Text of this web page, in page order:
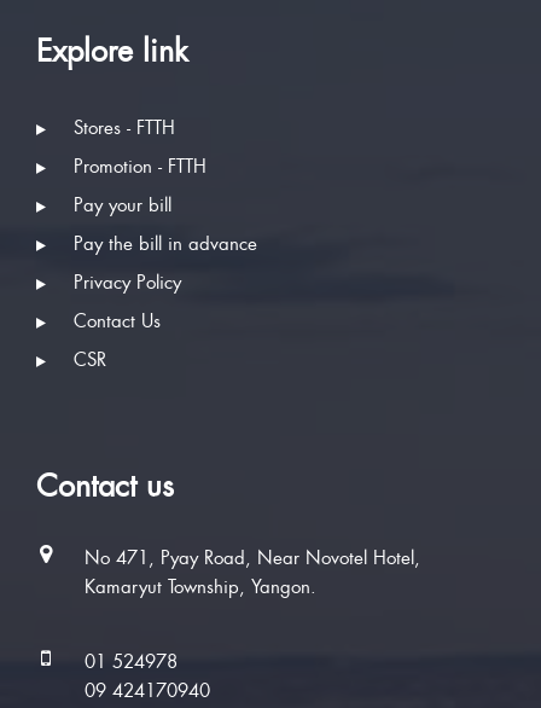
Explore link
Stores - FTTH
Promotion - FTTH
Pay your bill
Pay the bill in advance
Privacy Policy
Contact Us
CSR
Contact us
No 471, Pyay Road, Near Novotel Hotel,
Kamaryut Township, Yangon.
01 524978
09 424170940